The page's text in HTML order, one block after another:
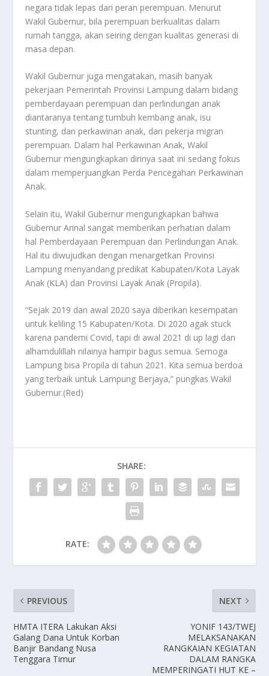
negara tidak lepas dari peran perempuan. Menurut
Wakil Gubernur, bila perempuan berkualitas dalam
rumah tangga, akan seiring dengan kualitas generasi di
masa depan.
Wakil Gubernur juga mengatakan, masih banyak
pekerjaan Pemerintah Provinsi Lampung dalam bidang
pemberdayaan perempuan dan perlindungan anak
diantaranya tentang tumbuh kembang anak, isu
stunting, dan perkawinan anak, dan pekerja migran
perempuan. Dalam hal Perkawinan Anak, Wakil
Gubernur mengungkapkan dirinya saat ini sedang fokus
dalam memperjuangkan Perda Pencegahan Perkawinan
Anak.
Selain itu, Wakil Gubernur mengungkapkan bahwa
Gubernur Arinal sangat memberikan perhatian dalam
hal Pemberdayaan Perempuan dan Perlindungan Anak.
Hal itu diwujudkan dengan menargetkan Provinsi
Lampung menyandang predikat Kabupaten/Kota Layak
Anak (KLA) dan Provinsi Layak Anak (Propila).
“Sejak 2019 dan awal 2020 saya diberikan kesempatan
untuk keliling 15 Kabupaten/Kota. Di 2020 agak stuck
karena pandemi Covid, tapi di awal 2021 di up lagi dan
alhamdulillah nilainya hampir bagus semua. Semoga
Lampung bisa Propila di tahun 2021. Kita semua berdoa
yang terbaik untuk Lampung Berjaya,” pungkas Wakil
Gubernur.(Red)
SHARE:
RATE:
PREVIOUS
HMTA ITERA Lakukan Aksi
Galang Dana Untuk Korban
Banjir Bandang Nusa
Tenggara Timur
NEXT
YONIF 143/TWEJ
MELAKSANAKAN
RANGKAIAN KEGIATAN
DALAM RANGKA
MEMPERINGATI HUT KE –